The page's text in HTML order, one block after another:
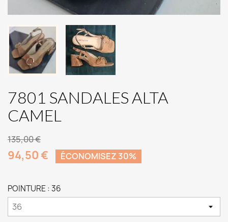
7801 SANDALES ALTA
CAMEL
135,00 €
94,50 € ÉCONOMISEZ 30%
POINTURE : 36